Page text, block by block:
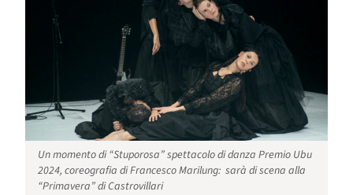
Un momento di “Stuporosa” spettacolo di danza Premio Ubu
2024, coreografia di Francesco Marilung: sarà di scena alla
“Primavera” di Castrovillari